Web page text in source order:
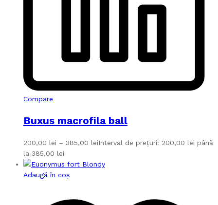
Compare
Buxus macrofila ball
200,00 lei – 385,00 leiInterval de prețuri: 200,00 lei până
la 385,00 lei
Adaugă în coș